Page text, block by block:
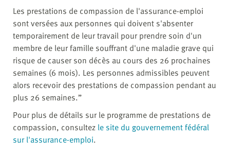
Les prestations de compassion de l'assurance-emploi
sont versées aux personnes qui doivent s'absenter
temporairement de leur travail pour prendre soin d'un
membre de leur famille souffrant d'une maladie grave qui
risque de causer son décès au cours des 26 prochaines
semaines (6 mois). Les personnes admissibles peuvent
alors recevoir des prestations de compassion pendant au
plus 26 semaines.”
Pour plus de détails sur le programme de prestations de
compassion, consultez le site du gouvernement fédéral
sur l'assurance-emploi.